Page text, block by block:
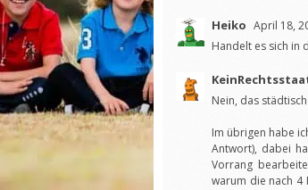
Heiko April 18,
Handelt es sich in
Nein, das
Im übrigen habe
Antwort), dabei
Vorrang
warum die nach 4